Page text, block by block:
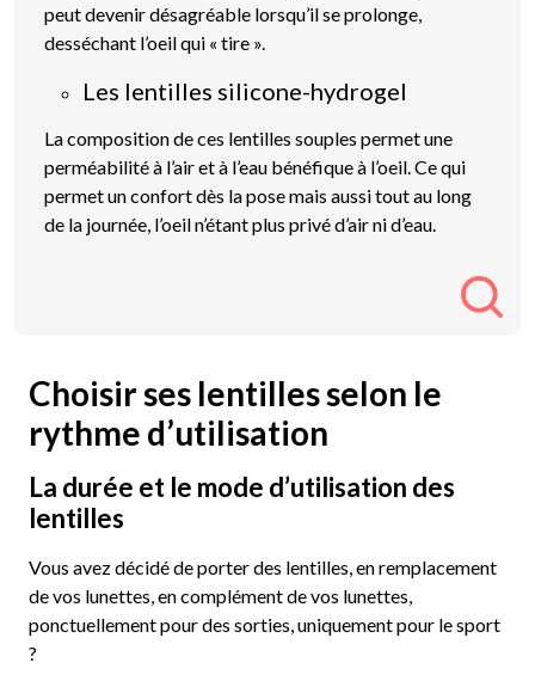
peut devenir désagréable lorsqu’il se prolonge,
desséchant l’oeil qui « tire ».
Les lentilles silicone-hydrogel
La composition de ces lentilles souples permet une
perméabilité à l’air et à l’eau bénéfique à l’oeil. Ce qui
permet un confort dès la pose mais aussi tout au long
de la journée, l’oeil n’étant plus privé d’air ni d’eau.
Choisir ses lentilles selon le
rythme d’utilisation
La durée et le mode d’utilisation des
lentilles
Vous avez décidé de porter des lentilles, en remplacement
de vos lunettes, en complément de vos lunettes,
ponctuellement pour des sorties, uniquement pour le sport
?